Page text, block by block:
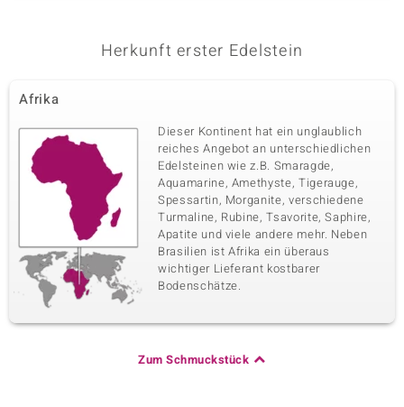
Herkunft erster Edelstein
Afrika
Dieser Kontinent hat ein unglaublich
reiches Angebot an unterschiedlichen
Edelsteinen wie z.B. Smaragde,
Aquamarine, Amethyste, Tigerauge,
Spessartin, Morganite, verschiedene
Turmaline, Rubine, Tsavorite, Saphire,
Apatite und viele andere mehr. Neben
Brasilien ist Afrika ein überaus
wichtiger Lieferant kostbarer
Bodenschätze.
Zum Schmuckstück